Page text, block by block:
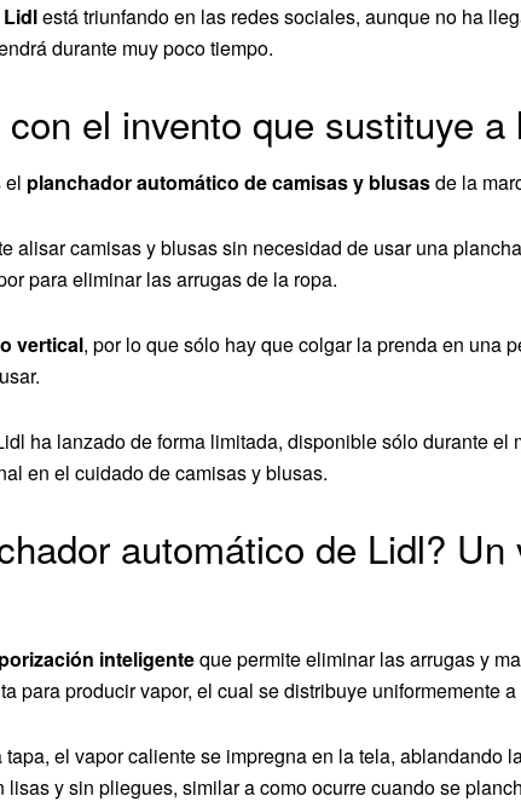
está triunfando en las redes sociales, aunque no ha
durante muy poco tiempo.
el invento que sustituye
el planchador automático de camisas y blusasde la
alisar camisas y blusas sin necesidad de usar una
para eliminar las arrugas de la ropa.
vertical, por lo que sólo hay que colgar la prenda en una
ha lanzado de forma limitada, disponible sólo durante
en el cuidado de camisas y blusas.
automático de Lidl?
inteligenteque permite eliminar las arrugas y
para producir vapor, el cual se distribuye uniformemente
el vapor caliente se impregna en la tela, ablandando
y sin pliegues, similar a como ocurre cuando se